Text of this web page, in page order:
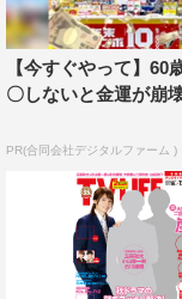
昭和vs平成！アニ
曜もアメトーーク
上田竜也がテレ東
新ドラマ続々スタ
『先に生まれただ
『関ジャニ∞のジ
丸山隆平＆
【今すぐやって】60
〇しないと金運が崩
PR(合同会社デジタルファーム )